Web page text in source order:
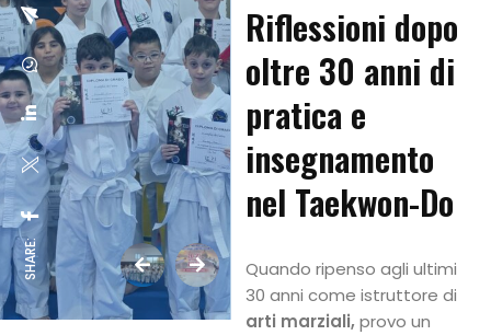
SHARE:
Riflessioni dopo
oltre 30 anni di
pratica e
insegnamento
nel Taekwon-Do
Quando ripenso agli ultimi
30 anni come istruttore di
arti marziali, provo un